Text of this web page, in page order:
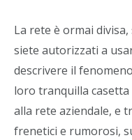
La rete è ormai
siete autorizzati a
descrivere il
loro tranquilla
alla rete aziendale, e
frenetici e rumorosi,